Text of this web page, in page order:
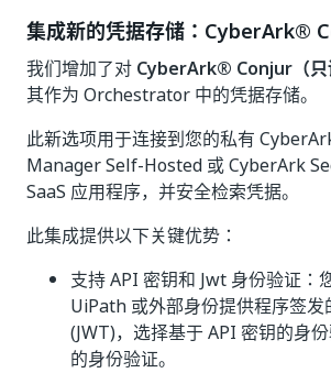
集成新的凭据存储：CyberArk®
我们增加了对 CyberArk® Conjur（只
其作为 Orchestrator 中的凭据存储。
此新选项用于连接到您的私有
Manager Self-Hosted 或 CyberArk
SaaS 应用程序，并安全检索凭据。
此集成提供以下关键优势：
支持 API 密钥和 Jwt 身份验证：
UiPath 或外部身份提供程序签发
(JWT)，选择基于 API 密钥的身
的身份验证。